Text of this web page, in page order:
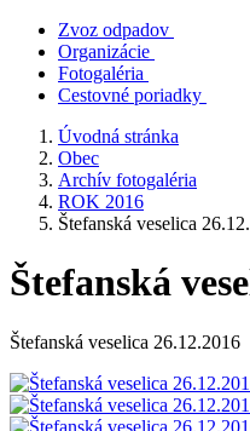
Zvoz odpadov
Organizácie
Fotogaléria
Cestovné poriadky
Úvodná stránka
Obec
Archív fotogaléria
ROK 2016
Štefanská veselica
Štefanská
Štefanská veselica 26.12.2016